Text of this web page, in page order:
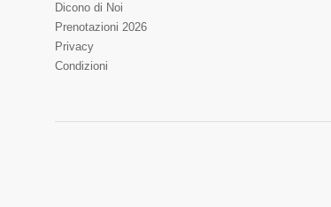
Dicono di Noi
Prenotazioni 2026
Privacy
Condizioni